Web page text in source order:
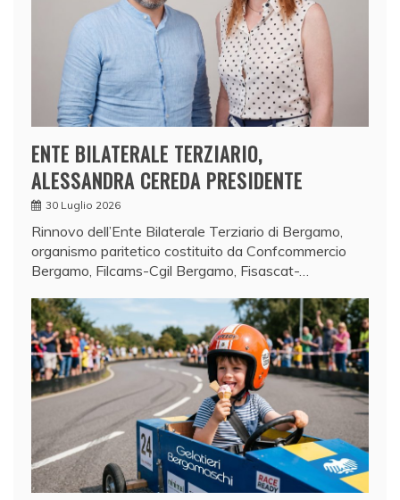
ENTE BILATERALE TERZIARIO,
ALESSANDRA CEREDA PRESIDENTE
30 Luglio 2026
Rinnovo dell’Ente Bilaterale Terziario di Bergamo,
organismo paritetico costituito da Confcommercio
Bergamo, Filcams-Cgil Bergamo, Fisascat-…